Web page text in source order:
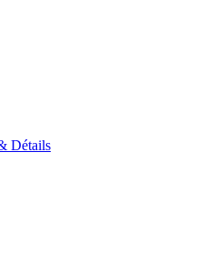
Détails